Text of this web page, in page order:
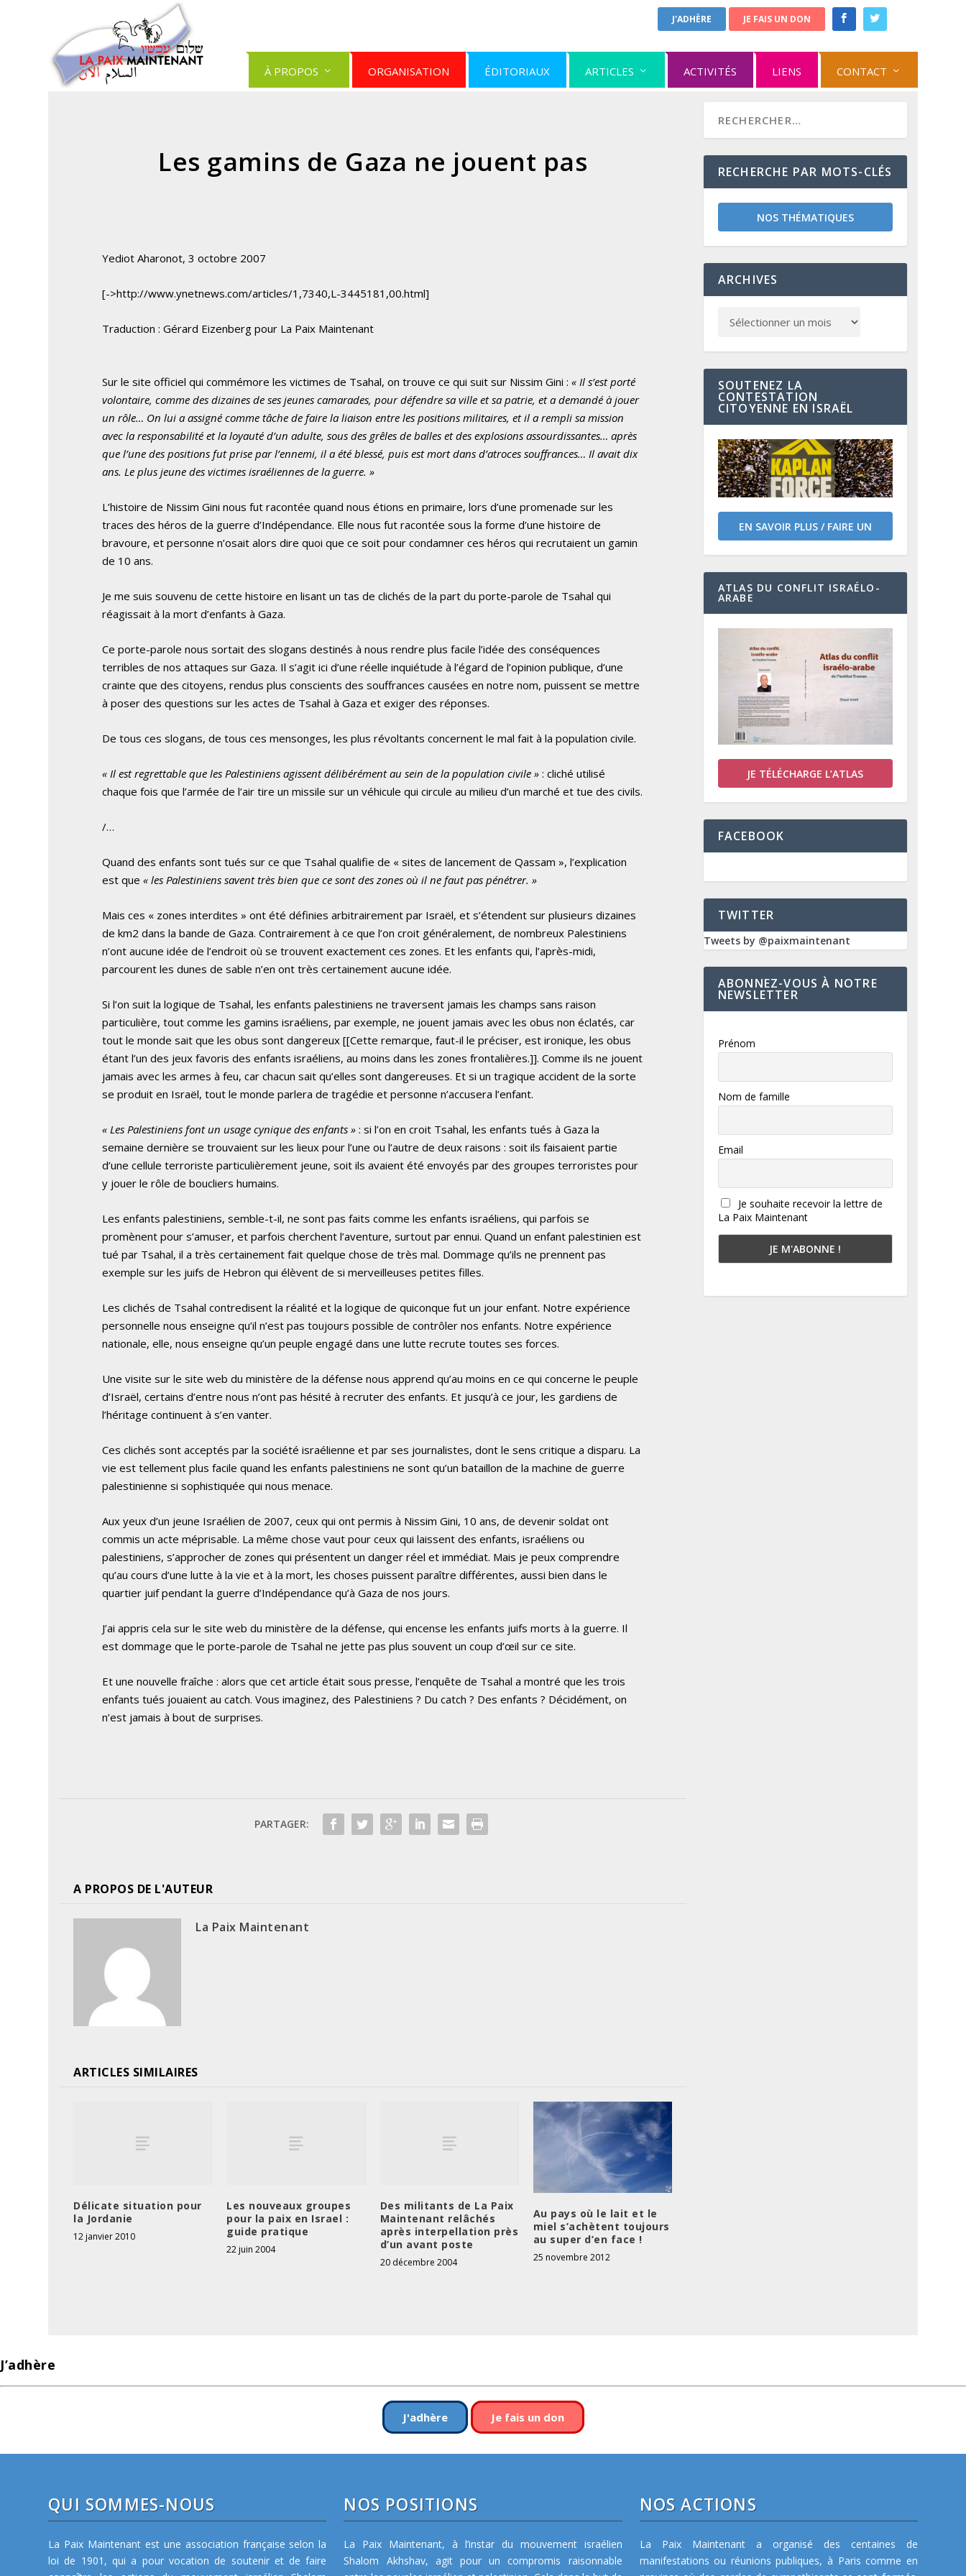
J'ADHÈRE JE FAIS UN DON
À PROPOS ORGANISATION ÉDITORIAUX ARTICLES ACTIVITÉS LIENS CONTACT
Les gamins de Gaza ne jouent pas
Yediot Aharonot, 3 octobre 2007
[->http://www.ynetnews.com/articles/1,7340,L-3445181,00.html]
Traduction : Gérard Eizenberg pour La Paix Maintenant
Sur le site officiel qui commémore les victimes de Tsahal, on trouve ce qui suit sur Nissim Gini :« Il s’est porté
volontaire, comme des dizaines de ses jeunes camarades, pour défendre sa ville et sa patrie, et a demandé à jouer
un rôle… On lui a assigné comme tâche de faire la liaison entre les positions militaires, et il a rempli sa mission
avec la responsabilité et la loyauté d’un adulte, sous des grêles de balles et des explosions assourdissantes… après
que l’une des positions fut prise par l’ennemi, il a été blessé, puis est mort dans d’atroces souffrances… Il avait dix
ans. Le plus jeune des victimes israéliennes de la guerre. »
L’histoire de Nissim Gini nous fut racontée quand nous étions en primaire, lors d’une promenade sur les
traces des héros de la guerre d’Indépendance. Elle nous fut racontée sous la forme d’une histoire de
bravoure, et personne n’osait alors dire quoi que ce soit pour condamner ces héros qui recrutaient un gamin
de 10 ans.
Je me suis souvenu de cette histoire en lisant un tas de clichés de la part du porte-parole de Tsahal qui
réagissait à la mort d’enfants à Gaza.
Ce porte-parole nous sortait des slogans destinés à nous rendre plus facile l’idée des conséquences
terribles de nos attaques sur Gaza. Il s’agit ici d’une réelle inquiétude à l’égard de l’opinion publique, d’une
crainte que des citoyens, rendus plus conscients des souffrances causées en notre nom, puissent se mettre
à poser des questions sur les actes de Tsahal à Gaza et exiger des réponses.
De tous ces slogans, de tous ces mensonges, les plus révoltants concernent le mal fait à la population civile.
« Il est regrettable que les Palestiniens agissent délibérément au sein de la population civile » : cliché utilisé
chaque fois que l’armée de l’air tire un missile sur un véhicule qui circule au milieu d’un marché et tue des civils.
/…
Quand des enfants sont tués sur ce que Tsahal qualifie de « sites de lancement de Qassam », l’explication
est que« les Palestiniens savent très bien que ce sont des zones où il ne faut pas pénétrer. »
Mais ces « zones interdites » ont été définies arbitrairement par Israël, et s’étendent sur plusieurs dizaines
de km2 dans la bande de Gaza. Contrairement à ce que l’on croit généralement, de nombreux Palestiniens
n’ont aucune idée de l’endroit où se trouvent exactement ces zones. Et les enfants qui, l’après-midi,
parcourent les dunes de sable n’en ont très certainement aucune idée.
Si l’on suit la logique de Tsahal, les enfants palestiniens ne traversent jamais les champs sans raison
particulière, tout comme les gamins israéliens, par exemple, ne jouent jamais avec les obus non éclatés, car
tout le monde sait que les obus sont dangereux [[Cette remarque, faut-il le préciser, est ironique, les obus
étant l’un des jeux favoris des enfants israéliens, au moins dans les zones frontalières.]]. Comme ils ne jouent
jamais avec les armes à feu, car chacun sait qu’elles sont dangereuses. Et si un tragique accident de la sorte
se produit en Israël, tout le monde parlera de tragédie et personne n’accusera l’enfant.
« Les Palestiniens font un usage cynique des enfants » : si l’on en croit Tsahal, les enfants tués à Gaza la
semaine dernière se trouvaient sur les lieux pour l’une ou l’autre de deux raisons : soit ils faisaient partie
d’une cellule terroriste particulièrement jeune, soit ils avaient été envoyés par des groupes terroristes pour
y jouer le rôle de boucliers humains.
Les enfants palestiniens, semble-t-il, ne sont pas faits comme les enfants israéliens, qui parfois se
promènent pour s’amuser, et parfois cherchent l’aventure, surtout par ennui. Quand un enfant palestinien est
tué par Tsahal, il a très certainement fait quelque chose de très mal. Dommage qu’ils ne prennent pas
exemple sur les juifs de Hebron qui élèvent de si merveilleuses petites filles.
Les clichés de Tsahal contredisent la réalité et la logique de quiconque fut un jour enfant. Notre expérience
personnelle nous enseigne qu’il n’est pas toujours possible de contrôler nos enfants. Notre expérience
nationale, elle, nous enseigne qu’un peuple engagé dans une lutte recrute toutes ses forces.
Une visite sur le site web du ministère de la défense nous apprend qu’au moins en ce qui concerne le peuple
d’Israël, certains d’entre nous n’ont pas hésité à recruter des enfants. Et jusqu’à ce jour, les gardiens de
l’héritage continuent à s’en vanter.
Ces clichés sont acceptés par la société israélienne et par ses journalistes, dont le sens critique a disparu. La
vie est tellement plus facile quand les enfants palestiniens ne sont qu’un bataillon de la machine de guerre
palestinienne si sophistiquée qui nous menace.
Aux yeux d’un jeune Israélien de 2007, ceux qui ont permis à Nissim Gini, 10 ans, de devenir soldat ont
commis un acte méprisable. La même chose vaut pour ceux qui laissent des enfants, israéliens ou
palestiniens, s’approcher de zones qui présentent un danger réel et immédiat. Mais je peux comprendre
qu’au cours d’une lutte à la vie et à la mort, les choses puissent paraître différentes, aussi bien dans le
quartier juif pendant la guerre d’Indépendance qu’à Gaza de nos jours.
J’ai appris cela sur le site web du ministère de la défense, qui encense les enfants juifs morts à la guerre. Il
est dommage que le porte-parole de Tsahal ne jette pas plus souvent un coup d’œil sur ce site.
Et une nouvelle fraîche : alors que cet article était sous presse, l’enquête de Tsahal a montré que les trois
enfants tués jouaient au catch. Vous imaginez, des Palestiniens ? Du catch ? Des enfants ? Décidément, on
n’est jamais à bout de surprises.
PARTAGER:
A PROPOS DE L'AUTEUR
La Paix Maintenant
ARTICLES SIMILAIRES
Délicate situation pour
la Jordanie
12 janvier 2010
Les nouveaux groupes
pour la paix en Israel :
guide pratique
22 juin 2004
Des militants de La Paix
Maintenant relâchés
après interpellation près
d’un avant poste
20 décembre 2004
Au pays où le lait et le
miel s’achètent toujours
au super d’en face !
25 novembre 2012
RECHERCHE PAR MOTS-CLÉS
NOS THÉMATIQUES
ARCHIVES
SOUTENEZ LA
CONTESTATION
CITOYENNE EN ISRAËL
EN SAVOIR PLUS / FAIRE UN
DON
ATLAS DU CONFLIT ISRAÉLO-
ARABE
JE TÉLÉCHARGE L’ATLAS
FACEBOOK
TWITTER
Tweets by @paixmaintenant
ABONNEZ-VOUS À NOTRE
NEWSLETTER
Prénom
Nom de famille
Email
Je souhaite recevoir la lettre de
La Paix Maintenant
J’adhère
J'adhère Je fais un don
QUI SOMMES-NOUS
La Paix Maintenant est une association française selon la
loi de 1901, qui a pour vocation de soutenir et de faire
NOS POSITIONS
La Paix Maintenant, à l’instar du mouvement israélien
Shalom Akhshav, agit pour un compromis raisonnable
NOS ACTIONS
La Paix Maintenant a organisé des centaines de
manifestations ou réunions publiques, à Paris comme en